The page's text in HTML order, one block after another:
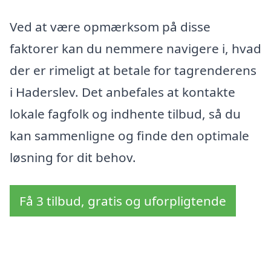
Ved at være opmærksom på disse
faktorer kan du nemmere navigere i, hvad
der er rimeligt at betale for tagrenderens
i Haderslev. Det anbefales at kontakte
lokale fagfolk og indhente tilbud, så du
kan sammenligne og finde den optimale
løsning for dit behov.
Få 3 tilbud, gratis og uforpligtende